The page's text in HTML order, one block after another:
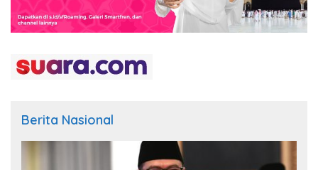
Berita Nasional